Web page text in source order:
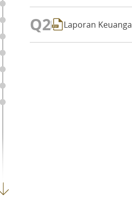
Q2 Laporan